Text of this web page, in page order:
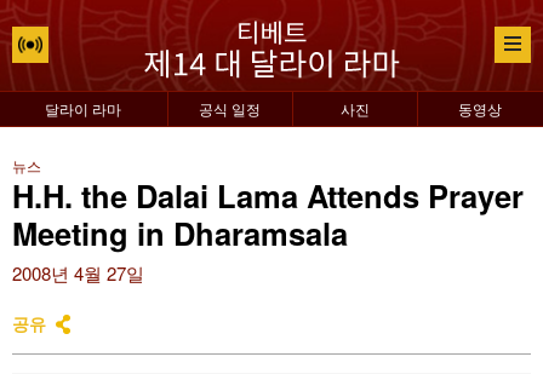
달라이 라마 공식 일정 사진 동영상
뉴스
H.H. the Dalai Lama Attends Prayer
Meeting in Dharamsala
2008년 4월 27일
공유